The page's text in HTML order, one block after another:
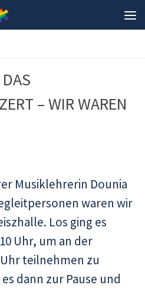
– WIR WAREN
Musiklehrerin Dounia
waren wir
Los ging es
Uhr, um an der
teilnehmen zu
dann zur Pause und